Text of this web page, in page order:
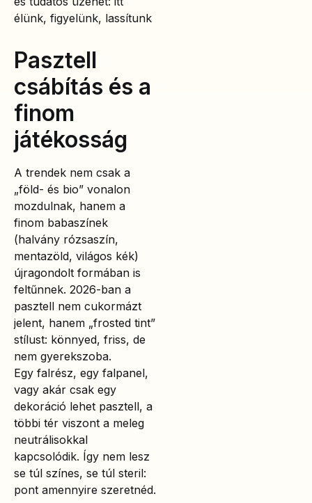
élünk, figyelünk, lassítunk
Pasztell
csábítás és a
finom
játékosság
A trendek nem csak a
„föld- és bio” vonalon
mozdulnak, hanem a
finom babaszínek
(halvány rózsaszín,
mentazöld, világos kék)
újragondolt formában is
feltűnnek. 2026-ban a
pasztell nem cukormázt
jelent, hanem „frosted tint”
stílust: könnyed, friss, de
nem gyerekszoba.
Egy falrész, egy falpanel,
vagy akár csak egy
dekoráció lehet pasztell, a
többi tér viszont a meleg
neutrálisokkal
kapcsolódik. Így nem lesz
se túl színes, se túl steril:
pont amennyire szeretnéd.